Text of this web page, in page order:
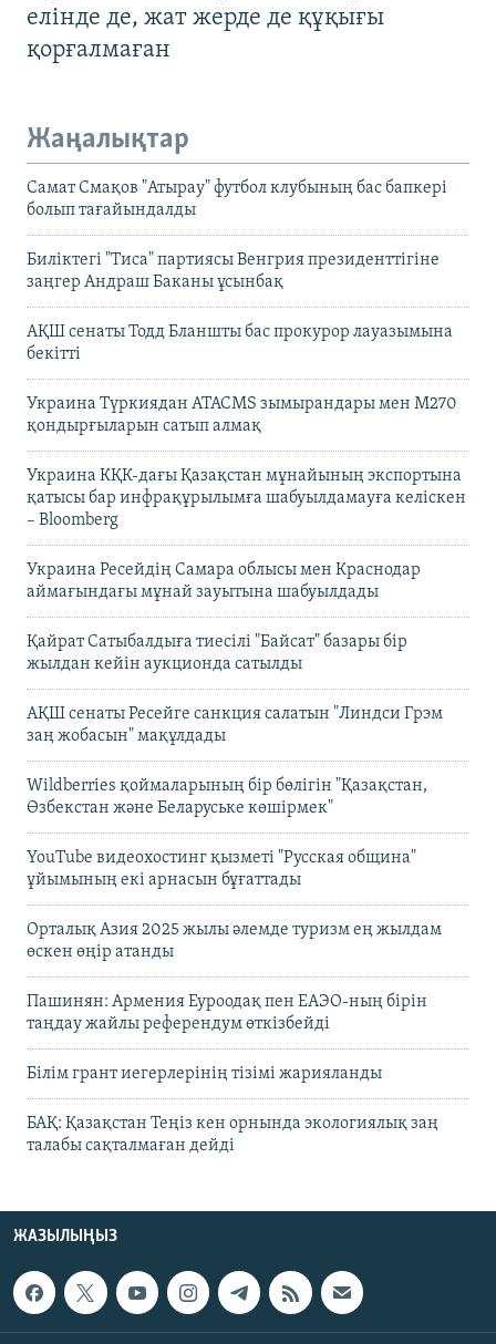
елінде де, жат жерде де құқығы
қорғалмаған
Жаңалықтар
Самат Смақов "Атырау" футбол клубының бас бапкері
болып тағайындалды
Биліктегі "Тиса" партиясы Венгрия президенттігіне
заңгер Андраш Баканы ұсынбақ
АҚШ сенаты Тодд Бланшты бас прокурор лауазымына
бекітті
Украина Түркиядан ATACMS зымырандары мен M270
қондырғыларын сатып алмақ
Украина КҚК-дағы Қазақстан мұнайының экспортына
қатысы бар инфрақұрылымға шабуылдамауға келіскен
– Bloomberg
Украина Ресейдің Самара облысы мен Краснодар
аймағындағы мұнай зауытына шабуылдады
Қайрат Сатыбалдыға тиесілі "Байсат" базары бір
жылдан кейін аукционда сатылды
АҚШ сенаты Ресейге санкция салатын "Линдси Грэм
заң жобасын" мақұлдады
Wildberries қоймаларының бір бөлігін "Қазақстан,
Өзбекстан және Беларуське көшірмек"
YouTube видеохостинг қызметі "Русская община"
ұйымының екі арнасын бұғаттады
Орталық Азия 2025 жылы әлемде туризм ең жылдам
өскен өңір атанды
Пашинян: Армения Еуроодақ пен ЕАЭО-ның бірін
таңдау жайлы референдум өткізбейді
Білім грант иегерлерінің тізімі жарияланды
БАҚ: Қазақстан Теңіз кен орнында экологиялық заң
талабы сақталмаған дейді
ЖАЗЫЛЫҢЫЗ